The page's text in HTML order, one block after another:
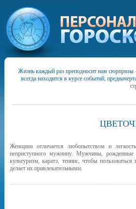
Жизнь каждый раз преподносит нам сюрпризы
всегда находится в курсе событий,
Женщина отличается любопытством и
неприступного мужчину. Мужчины,
культуризм, каратэ, теннис, чтобы
делает их привлекательными.